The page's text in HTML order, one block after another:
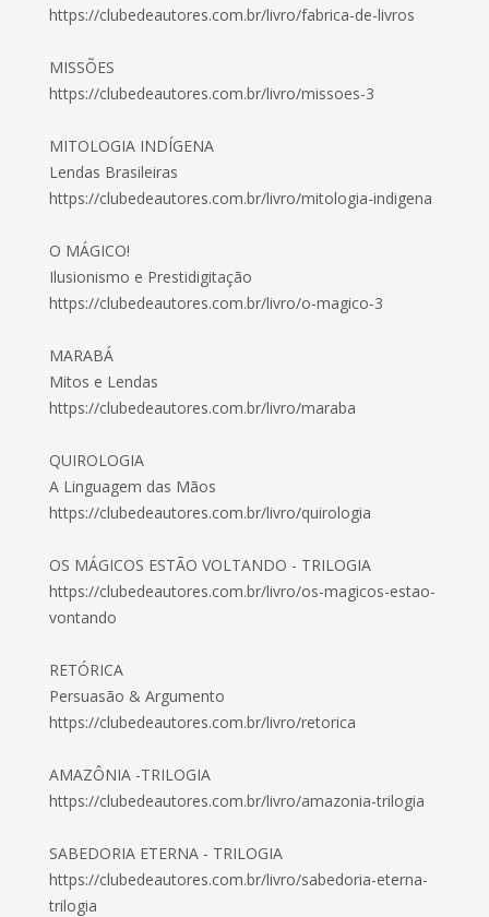
https://clubedeautores.com.br/livro/fabrica-de-livros
MISSÕES
https://clubedeautores.com.br/livro/missoes-3
MITOLOGIA INDÍGENA
Lendas Brasileiras
https://clubedeautores.com.br/livro/mitologia-indigena
O MÁGICO!
Ilusionismo e Prestidigitação
https://clubedeautores.com.br/livro/o-magico-3
MARABÁ
Mitos e Lendas
https://clubedeautores.com.br/livro/maraba
QUIROLOGIA
A Linguagem das Mãos
https://clubedeautores.com.br/livro/quirologia
OS MÁGICOS ESTÃO VOLTANDO - TRILOGIA
https://clubedeautores.com.br/livro/os-magicos-estao-
vontando
RETÓRICA
Persuasão & Argumento
https://clubedeautores.com.br/livro/retorica
AMAZÔNIA -TRILOGIA
https://clubedeautores.com.br/livro/amazonia-trilogia
SABEDORIA ETERNA - TRILOGIA
https://clubedeautores.com.br/livro/sabedoria-eterna-
trilogia